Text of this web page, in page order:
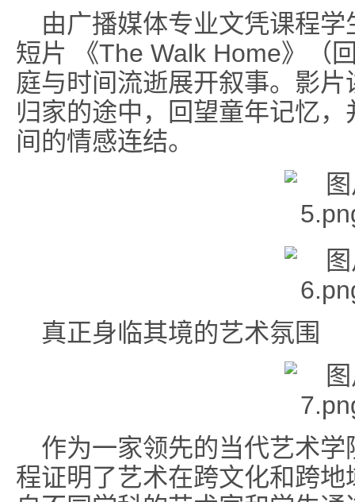
由广播媒体专业文凭课程
短片 《The Walk Home》（
庭与时间流逝展开叙事。影
归家的途中，回望童年记忆
间的情感连结。
真正身临其境的艺术氛围
作为一家领先的当代艺术
程证明了艺术在跨文化和跨